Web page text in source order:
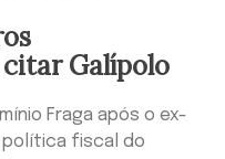
Galípolo
Fraga após o ex-
política fiscal do